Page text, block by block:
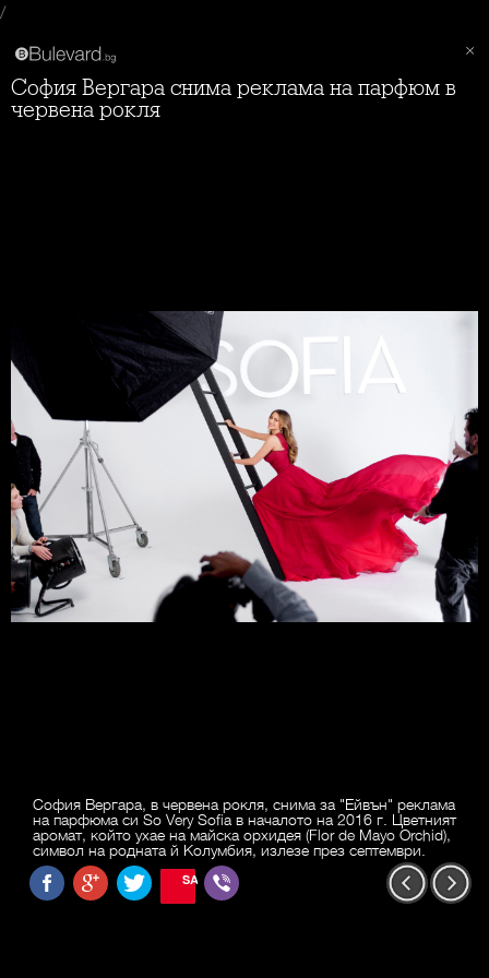
/
София Вергара снима реклама на парфюм в
червена рокля
София Вергара, в червена рокля, снима за "Ейвън" реклама
на парфюма си So Very Sofia в началото на 2016 г. Цветният
аромат, който ухае на майска орхидея (Flor de Mayo Orchid),
символ на родната й Колумбия, излезе през септември.
SAVE